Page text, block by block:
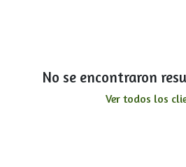
No se encontraron
Ver todos los